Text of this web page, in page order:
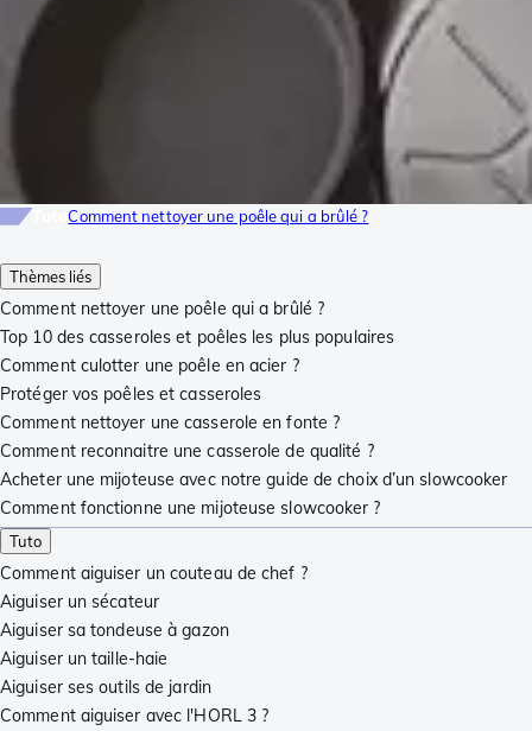
Thèmes liés
Comment nettoyer une poêle qui a brûlé ?
Top 10 des casseroles et poêles les plus populaires
Comment culotter une poêle en acier ?
Protéger vos poêles et casseroles
Comment nettoyer une casserole en fonte ?
Comment reconnaitre une casserole de qualité ?
Acheter une mijoteuse avec notre guide de choix d’un slowcooker
Comment fonctionne une mijoteuse slowcooker ?
Tuto
Comment aiguiser un couteau de chef ?
Aiguiser un sécateur
Aiguiser sa tondeuse à gazon
Aiguiser un taille-haie
Aiguiser ses outils de jardin
Comment aiguiser avec l'HORL 3 ?
TutoComment nettoyer une poêle qui a brûlé ?